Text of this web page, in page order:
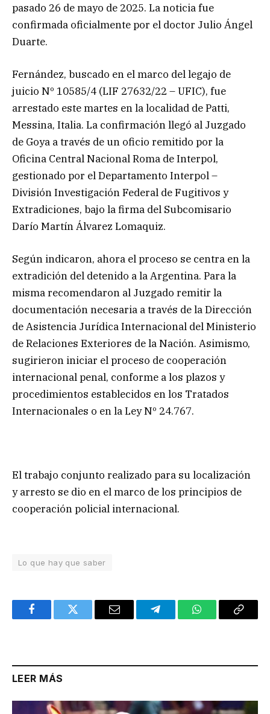
pasado 26 de mayo de 2025. La noticia fue
confirmada oficialmente por el doctor Julio Ángel
Duarte.
Fernández, buscado en el marco del legajo de
juicio Nº 10585/4 (LIF 27632/22 – UFIC), fue
arrestado este martes en la localidad de Patti,
Messina, Italia. La confirmación llegó al Juzgado
de Goya a través de un oficio remitido por la
Oficina Central Nacional Roma de Interpol,
gestionado por el Departamento Interpol –
División Investigación Federal de Fugitivos y
Extradiciones, bajo la firma del Subcomisario
Darío Martín Álvarez Lomaquiz.
Según indicaron, ahora el proceso se centra en la
extradición del detenido a la Argentina. Para la
misma recomendaron al Juzgado remitir la
documentación necesaria a través de la Dirección
de Asistencia Jurídica Internacional del Ministerio
de Relaciones Exteriores de la Nación. Asimismo,
sugirieron iniciar el proceso de cooperación
internacional penal, conforme a los plazos y
procedimientos establecidos en los Tratados
Internacionales o en la Ley Nº 24.767.
El trabajo conjunto realizado para su localización
y arresto se dio en el marco de los principios de
cooperación policial internacional.
Lo que hay que saber
FacebookTwitter Email TelegramWhatsAppCopy
LEER MÁS